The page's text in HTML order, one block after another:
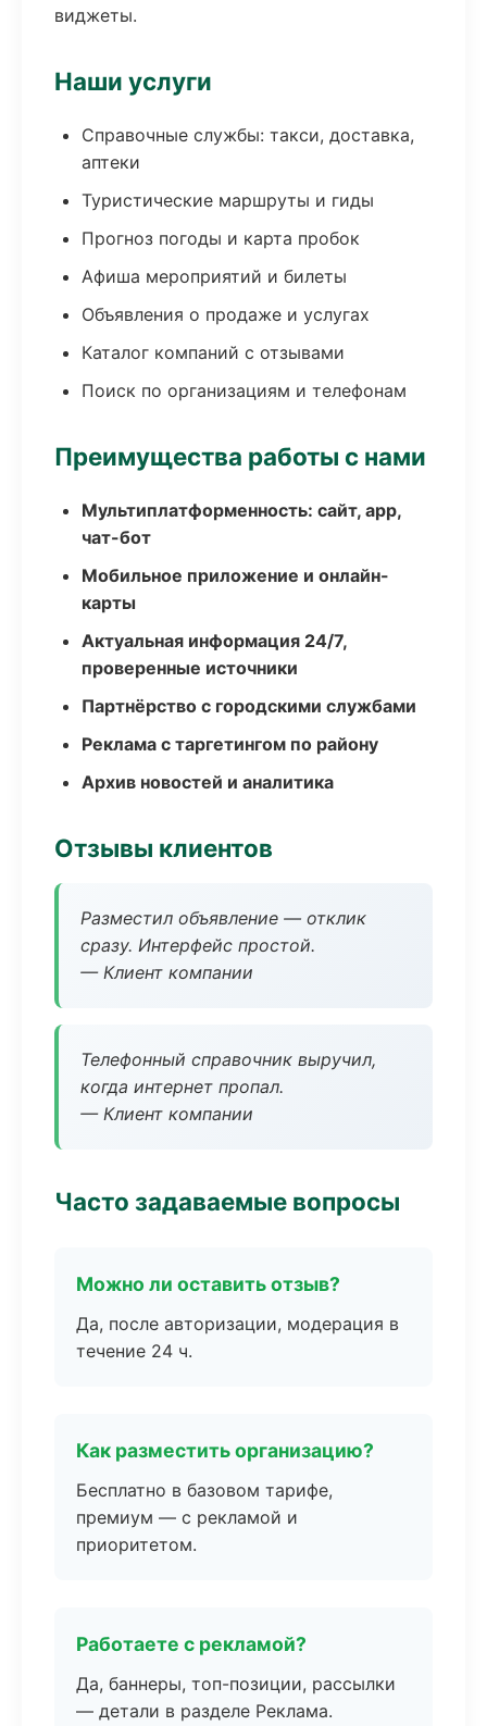
виджеты.
Наши услуги
Справочные службы: такси, доставка,
аптеки
Туристические маршруты и гиды
Прогноз погоды и карта пробок
Афиша мероприятий и билеты
Объявления о продаже и услугах
Каталог компаний с отзывами
Поиск по организациям и телефонам
Преимущества работы с нами
Мультиплатформенность: сайт, app,
чат-бот
Мобильное приложение и онлайн-
карты
Актуальная информация 24/7,
проверенные источники
Партнёрство с городскими службами
Реклама с таргетингом по району
Архив новостей и аналитика
Отзывы клиентов
Разместил объявление — отклик
сразу. Интерфейс простой.
— Клиент компании
Телефонный справочник выручил,
когда интернет пропал.
— Клиент компании
Часто задаваемые вопросы
Можно ли оставить отзыв?
Да, после авторизации, модерация в
течение 24 ч.
Как разместить организацию?
Бесплатно в базовом тарифе,
премиум — с рекламой и
приоритетом.
Работаете с рекламой?
Да, баннеры, топ-позиции, рассылки
— детали в разделе Реклама.